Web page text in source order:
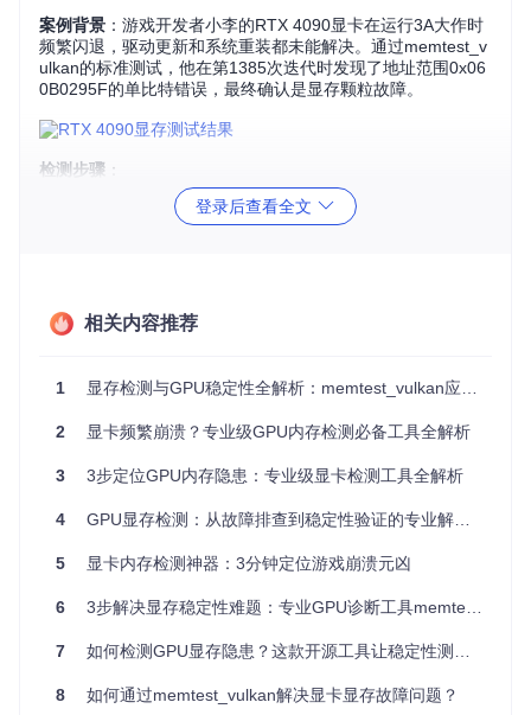
案例背景 ：游戏开发者小李的RTX 4090显卡在运行3A大作时
频繁闪退，驱动更新和系统重装都未能解决。通过memtest_v
ulkan的标准测试，他在第1385次迭代时发现了地址范围0x06
0B0295F的单比特错误，最终确认是显存颗粒故障。
检测步骤 ：
：克隆项目仓库git clone https://gitcod
结果判断：5分钟后查看终端输出，绿色"PASSED"表示显
⚠️风险提示：超频用户建议先恢复默认频率再检测，高频率可
能导致误报或硬件损坏
对比数据 ：
测试类型 完成时间 数据吞吐量
错误检出率
揭秘显存检测原理：从Vulkan API到硬件交互
问题现象 ：为什么传统内存测试工具无法检测GPU显存故障？
普通内存测试工具运行在CPU层面，无法直接访问GPU专用显
登录后查看全文
相关内容推荐
1 显存检测与GPU稳定性全解析：memtest_vulkan应用指南
2 显卡频繁崩溃？专业级GPU内存检测必备工具全解析
3 3步定位GPU内存隐患：专业级显卡检测工具全解析
4 GPU显存检测：从故障排查到稳定性验证的专业解决方案
5 显卡内存检测神器：3分钟定位游戏崩溃元凶
6 3步解决显存稳定性难题：专业GPU诊断工具memtest_vulkan实战指南
7 如何检测GPU显存隐患？这款开源工具让稳定性测试事半功倍
8 如何通过memtest_vulkan解决显卡显存故障问题？